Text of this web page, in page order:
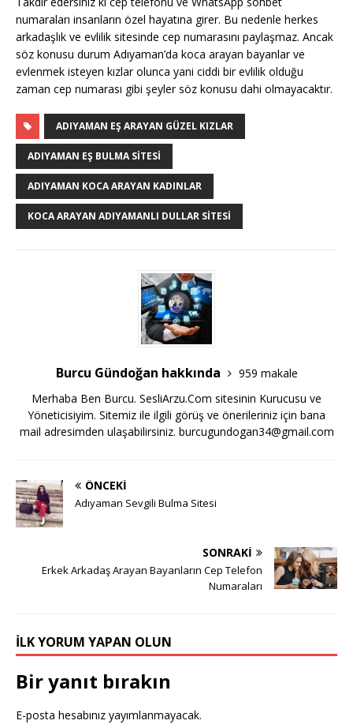
numaraları insanların özel hayatına girer. Bu nedenle herkes
arkadaşlık ve evlilik sitesinde cep numarasını paylaşmaz. Ancak
söz konusu durum Adıyaman’da koca arayan bayanlar ve
evlenmek isteyen kızlar olunca yani ciddi bir evlilik olduğu
zaman cep numarası gibi şeyler söz konusu dahi olmayacaktır.
ADIYAMAN EŞ ARAYAN GÜZEL KIZLAR
ADIYAMAN EŞ BULMA SITESI
ADIYAMAN KOCA ARAYAN KADINLAR
KOCA ARAYAN ADIYAMANLI DULLAR SITESI
Burcu Gündoğan hakkında
959 makale
Merhaba Ben Burcu. SesliArzu.Com sitesinin Kurucusu ve
Yöneticisiyim. Sitemiz ile ilgili görüş ve önerileriniz için bana
mail adresimden ulaşabilirsiniz. burcugundogan34@gmail.com
ÖNCEKI
Adıyaman Sevgili Bulma Sitesi
SONRAKI
Erkek Arkadaş Arayan Bayanların Cep Telefon
Numaraları
İLK YORUM YAPAN OLUN
Bir yanıt bırakın
E-posta hesabınız yayımlanmayacak.